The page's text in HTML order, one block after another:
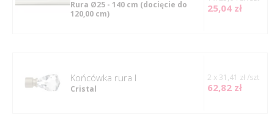
Rura Ø25 - 140 cm (docięcie do
120,00 cm)
25,04 zł
Końcówka rura I
Cristal
2 x 31,41 zł /szt
62,82 zł